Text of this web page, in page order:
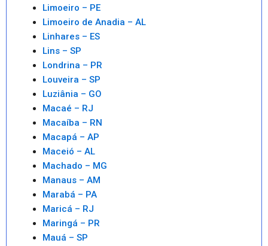
Limoeiro – PE
Limoeiro de Anadia – AL
Linhares – ES
Lins – SP
Londrina – PR
Louveira – SP
Luziânia – GO
Macaé – RJ
Macaíba – RN
Macapá – AP
Maceió – AL
Machado – MG
Manaus – AM
Marabá – PA
Maricá – RJ
Maringá – PR
Mauá – SP